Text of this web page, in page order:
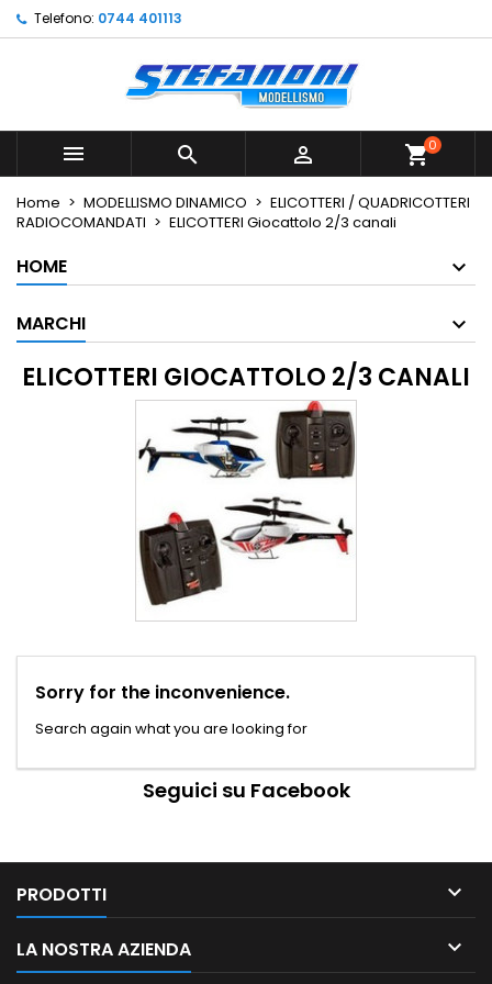
Telefono: 0744 401113
   shopping_cart0
Home MODELLISMO DINAMICO
ELICOTTERI / QUADRICOTTERI
RADIOCOMANDATI
ELICOTTERI Giocattolo 2/3 canali
HOME
MARCHI
ELICOTTERI GIOCATTOLO 2/3 CANALI
Sorry for the inconvenience.
Search again what you are looking for
Seguici su Facebook
PRODOTTI 
LA NOSTRA AZIENDA 
Le mie liste di desideri ×
Crea nuova lista
((modalTitle)) ×
((confirmMessage))
((cancelText)) ((modalDeleteText))
Crea lista dei desideri ×
Annulla Crea lista dei desideri
Accedi ×
Devi avere effettuato l'accesso per salvare dei